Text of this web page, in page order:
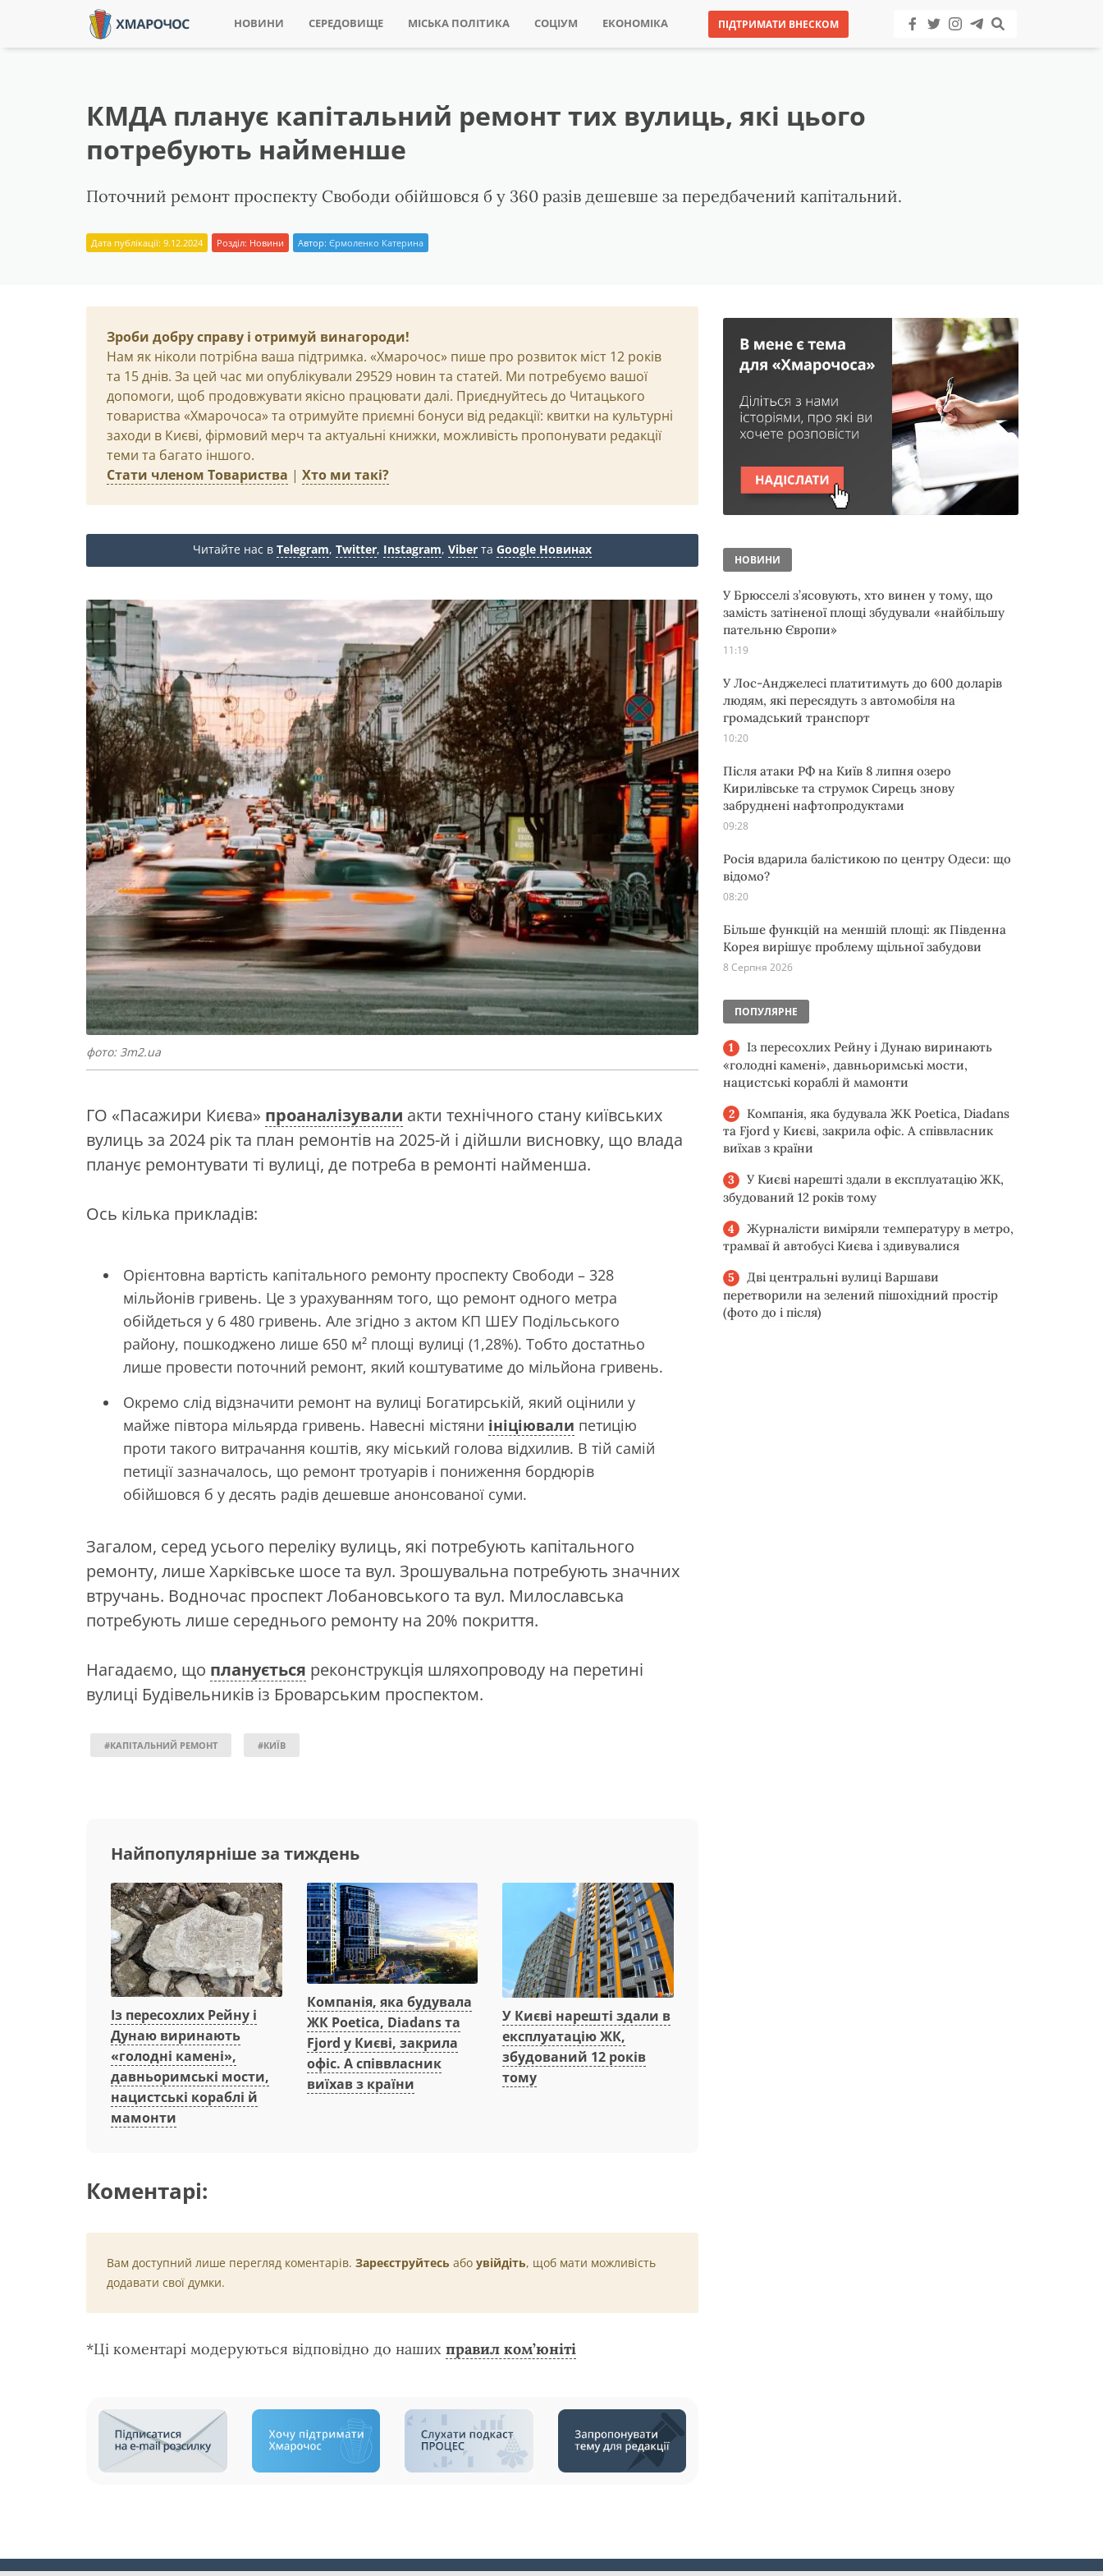
НОВИНИ СЕРЕДОВИЩЕ МІСЬКА ПОЛІТИКА СОЦІУМ ЕКОНОМІКА ПІДТРИМАТИ ВНЕСКОМ
КМДА планує капітальний ремонт тих вулиць, які цього
потребують найменше
Поточний ремонт проспекту Свободи обійшовся б у 360 разів дешевше за передбачений капітальний.
Дата публікації: 9.12.2024 Розділ: Новини Автор: Єрмоленко Катерина
Зроби добру справу і отримуй винагороди!
Нам як ніколи потрібна ваша підтримка. «Хмарочос» пише про розвиток міст 12 років
та 15 днів. За цей час ми опублікували 29529 новин та статей. Ми потребуємо вашої
допомоги, щоб продовжувати якісно працювати далі. Приєднуйтесь до Читацького
товариства «Хмарочоса» та отримуйте приємні бонуси від редакції: квитки на культурні
заходи в Києві, фірмовий мерч та актуальні книжки, можливість пропонувати редакції
теми та багато іншого.
Стати членом Товариства | Хто ми такі?
Читайте нас в Telegram, Twitter, Instagram, Viber та Google Новинах
фото: 3m2.ua
ГО «Пасажири Києва» проаналізували акти технічного стану київських
вулиць за 2024 рік та план ремонтів на 2025-й і дійшли висновку, що влада
планує ремонтувати ті вулиці, де потреба в ремонті найменша.
Ось кілька прикладів:
Орієнтовна вартість капітального ремонту проспекту Свободи – 328
мільйонів гривень. Це з урахуванням того, що ремонт одного метра
обійдеться у 6 480 гривень. Але згідно з актом КП ШЕУ Подільського
району, пошкоджено лише 650 м² площі вулиці (1,28%). Тобто достатньо
лише провести поточний ремонт, який коштуватиме до мільйона гривень.
Окремо слід відзначити ремонт на вулиці Богатирській, який оцінили у
майже півтора мільярда гривень. Навесні містяни ініціювали петицію
проти такого витрачання коштів, яку міський голова відхилив. В тій самій
петиції зазначалось, що ремонт тротуарів і пониження бордюрів
обійшовся б у десять радів дешевше анонсованої суми.
Загалом, серед усього переліку вулиць, які потребують капітального
ремонту, лише Харківське шосе та вул. Зрошувальна потребують значних
втручань. Водночас проспект Лобановського та вул. Милославська
потребують лише середнього ремонту на 20% покриття.
Нагадаємо, що планується реконструкція шляхопроводу на перетині
вулиці Будівельників із Броварським проспектом.
#КАПІТАЛЬНИЙ РЕМОНТ #КИЇВ
Найпопулярніше за тиждень
Із пересохлих Рейну і
Дунаю виринають
«голодні камені»,
давньоримські мости,
нацистські кораблі й
мамонти
Компанія, яка будувала
ЖК Poetica, Diadans та
Fjord у Києві, закрила
офіс. А співвласник
виїхав з країни
У Києві нарешті здали в
експлуатацію ЖК,
збудований 12 років
тому
Коментарі:
Вам доступний лише перегляд коментарів. Зареєструйтесь або увійдіть, щоб мати можливість
додавати свої думки.
*Ці коментарі модеруються відповідно до наших правил ком’юніті
НОВИНИ
У Брюсселі з’ясовують, хто винен у тому, що
замість затіненої площі збудували «найбільшу
пательню Європи»
11:19
У Лос-Анджелесі платитимуть до 600 доларів
людям, які пересядуть з автомобіля на
громадський транспорт
10:20
Після атаки РФ на Київ 8 липня озеро
Кирилівське та струмок Сирець знову
забруднені нафтопродуктами
09:28
Росія вдарила балістикою по центру Одеси: що
відомо?
08:20
Більше функцій на меншій площі: як Південна
Корея вирішує проблему щільної забудови
8 Серпня 2026
ПОПУЛЯРНЕ
Із пересохлих Рейну і Дунаю виринають
«голодні камені», давньоримські мости,
нацистські кораблі й мамонти
Компанія, яка будувала ЖК Poetica, Diadans
та Fjord у Києві, закрила офіс. А співвласник
виїхав з країни
У Києві нарешті здали в експлуатацію ЖК,
збудований 12 років тому
Журналісти виміряли температуру в метро,
трамваї й автобусі Києва і здивувалися
Дві центральні вулиці Варшави
перетворили на зелений пішохідний простір
(фото до і після)